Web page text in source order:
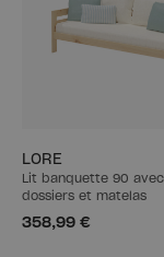
LORE
Lit banquette 90 avec
dossiers et matelas
358,99 €